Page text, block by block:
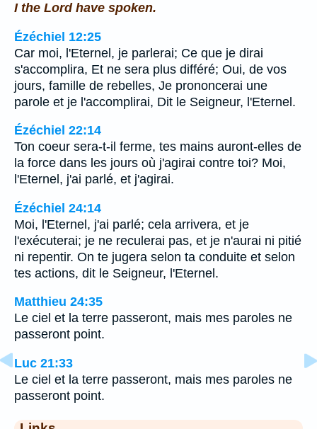
I the Lord have spoken.
Ézéchiel 12:25
Car moi, l'Eternel, je parlerai; Ce que je dirai
s'accomplira, Et ne sera plus différé; Oui, de vos
jours, famille de rebelles, Je prononcerai une
parole et je l'accomplirai, Dit le Seigneur, l'Eternel.
Ézéchiel 22:14
Ton coeur sera-t-il ferme, tes mains auront-elles de
la force dans les jours où j'agirai contre toi? Moi,
l'Eternel, j'ai parlé, et j'agirai.
Ézéchiel 24:14
Moi, l'Eternel, j'ai parlé; cela arrivera, et je
l'exécuterai; je ne reculerai pas, et je n'aurai ni pitié
ni repentir. On te jugera selon ta conduite et selon
tes actions, dit le Seigneur, l'Eternel.
Matthieu 24:35
Le ciel et la terre passeront, mais mes paroles ne
passeront point.
Luc 21:33
Le ciel et la terre passeront, mais mes paroles ne
passeront point.